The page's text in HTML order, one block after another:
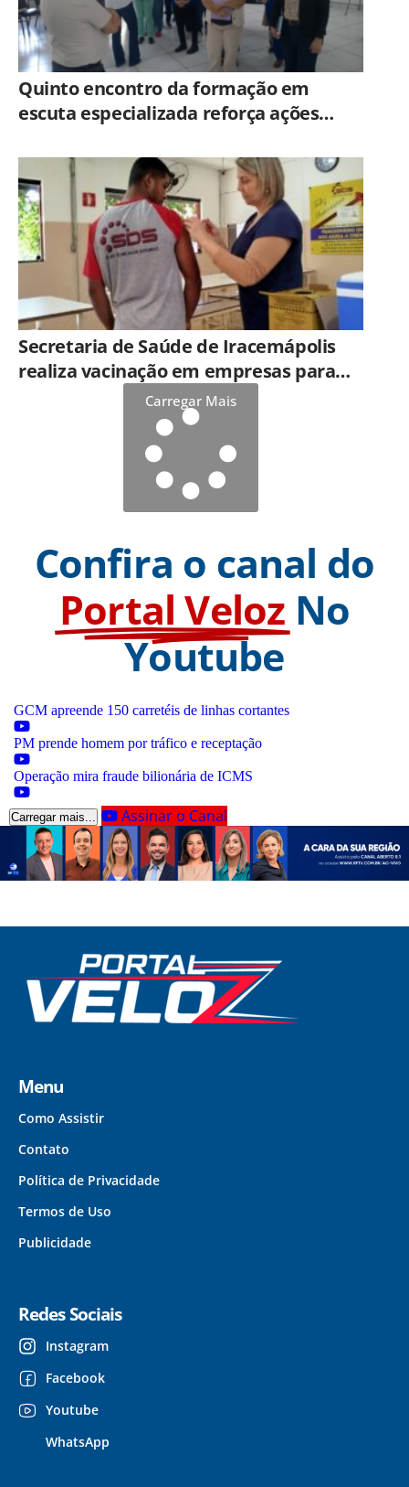
Quinto encontro da formação em
escuta especializada reforça ações
adolescentes em Americana
Secretaria de Saúde de Iracemápolis
realiza vacinação em empresas para
ampliar imunizaçãoCarregar Mais
Confira o canal do
Portal Veloz No
Youtube
GCM apreende 150 carretéis de linhas cortantes
PM prende homem por tráfico e receptação
Operação mira fraude bilionária de ICMS
Carregar mais... Assinar o Canal
Menu
Como Assistir
Contato
Política de Privacidade
Termos de Uso
Publicidade
Redes Sociais
Instagram
Facebook
Youtube
WhatsApp